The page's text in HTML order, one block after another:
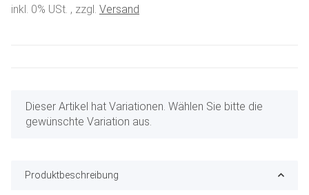
inkl. 0% USt. , zzgl. Versand
x
Dieser Artikel hat Variationen. Wählen Sie bitte die
gewünschte Variation aus.
Produktbeschreibung